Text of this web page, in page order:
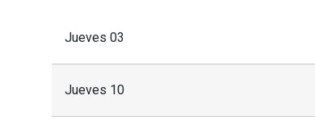
Jueves 03
Jueves 10